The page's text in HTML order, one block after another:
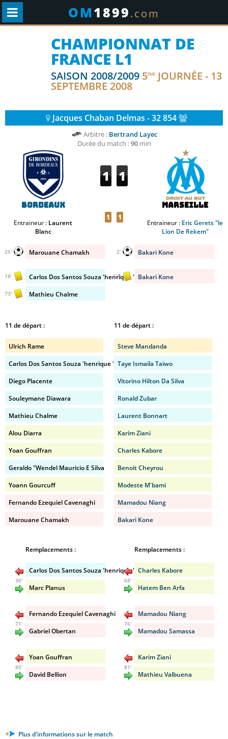
OM1899.com
CHAMPIONNAT DE
FRANCE L1
SAISON 2008/2009 5ÈME JOURNÉE - 13
SEPTEMBRE 2008
Jacques Chaban Delmas - 32 854
Arbitre : Bertrand Layec
Durée du match :90min
Bordeaux
Entraineur : Laurent
Blanc
1 1
1 1
Marseille
Entraineur : Eric Gerets "le
Lion De Rekem"
Marouane Chamakh
25' Bakari Kone
2'
Carlos Dos Santos Souza 'henrique '
18'
Mathieu Chalme
73'
Bakari Kone
57'
11 de départ :
Ulrich Rame
Carlos Dos Santos Souza 'henrique '
Diego Placente
Souleymane Diawara
Mathieu Chalme
Alou Diarra
Yoan Gouffran
Geraldo "Wendel Mauricio E Silva
Yoann Gourcuff
Fernando Ezequiel Cavenaghi
Marouane Chamakh
11 de départ :
Steve Mandanda
Taye Ismaila Taiwo
Vitorino Hilton Da Silva
Ronald Zubar
Laurent Bonnart
Karim Ziani
Charles Kabore
Benoit Cheyrou
Modeste M'bami
Mamadou Niang
Bakari Kone
Remplacements :
Carlos Dos Santos Souza 'henrique '
36'
Marc Planus
Fernando Ezequiel Cavenaghi
71'
Gabriel Obertan
Yoan Gouffran
85'
David Bellion
Remplacements :
Charles Kabore
68'
Hatem Ben Arfa
Mamadou Niang
76'
Mamadou Samassa
Karim Ziani
81'
Mathieu Valbuena
Plus d'informations sur le match